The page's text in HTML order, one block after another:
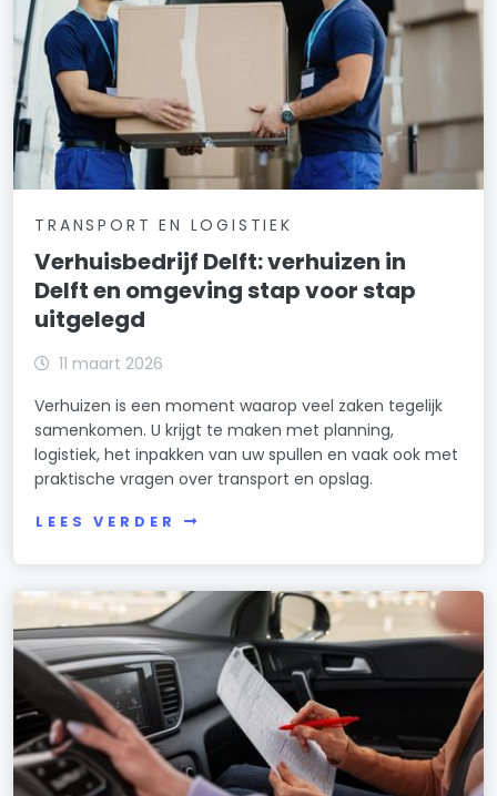
TRANSPORT EN LOGISTIEK
Verhuisbedrijf Delft: verhuizen in
Delft en omgeving stap voor stap
uitgelegd
11 maart 2026
Verhuizen is een moment waarop veel zaken tegelijk
samenkomen. U krijgt te maken met planning,
logistiek, het inpakken van uw spullen en vaak ook met
praktische vragen over transport en opslag.
LEES VERDER